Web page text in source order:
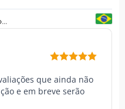
que ainda não
e em breve serão